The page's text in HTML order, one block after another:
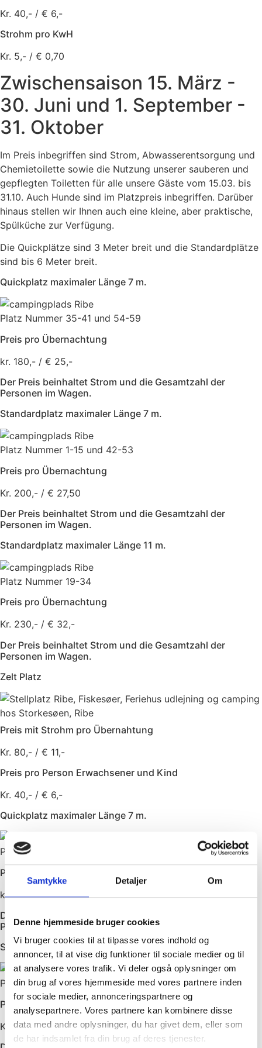
Samtykke Detaljer Om
Denne hjemmeside bruger cookies
Vi bruger cookies til at tilpasse vores indhold og
annoncer, til at vise dig funktioner til sociale medier og til
at analysere vores trafik. Vi deler også oplysninger om
din brug af vores hjemmeside med vores partnere inden
for sociale medier, annonceringspartnere og
analysepartnere. Vores partnere kan kombinere disse
data med andre oplysninger, du har givet dem, eller som
de har indsamlet fra din brug af deres tjenester.
Kr. 40,- / € 6,-
Strohm pro KwH
Kr. 5,- / € 0,70
Zwischensaison 15. März -
30. Juni und 1. September -
31. Oktober
Im Preis inbegriffen sind Strom, Abwasserentsorgung und
Chemietoilette sowie die Nutzung unserer sauberen und
gepflegten Toiletten für alle unsere Gäste vom 15.03. bis
31.10. Auch Hunde sind im Platzpreis inbegriffen. Darüber
hinaus stellen wir Ihnen auch eine kleine, aber praktische,
Spülküche zur Verfügung.
Die Quickplätze sind 3 Meter breit und die Standardplätze
sind bis 6 Meter breit.
Quickplatz maximaler Länge 7 m.
Platz Nummer 35-41 und 54-59
Preis pro Übernachtung
kr. 180,- / € 25,-
Der Preis beinhaltet Strom und die Gesamtzahl der
Personen im Wagen.
Standardplatz maximaler Länge 7 m.
Platz Nummer 1-15 und 42-53
Preis pro Übernachtung
Kr. 200,- / € 27,50
Der Preis beinhaltet Strom und die Gesamtzahl der
Personen im Wagen.
Standardplatz maximaler Länge 11 m.
Platz Nummer 19-34
Preis pro Übernachtung
Kr. 230,- / € 32,-
Der Preis beinhaltet Strom und die Gesamtzahl der
Personen im Wagen.
Zelt Platz
Preis mit Strohm pro Übernahtung
Kr. 80,- / € 11,-
Preis pro Person Erwachsener und Kind
Kr. 40,- / € 6,-
Quickplatz maximaler Länge 7 m.
Platz Nummer 35-41 und 54-59
Preis pro Übernachtung
kr. 180,- / € 25,-
Der Preis beinhaltet Strom und die Gesamtzahl der
Personen im Wagen.
Standardplatz maximaler Länge 7 m.
Platz Nummer 1-15 und 42-53
Preis pro Übernachtung
Kr. 200,- / € 27,50